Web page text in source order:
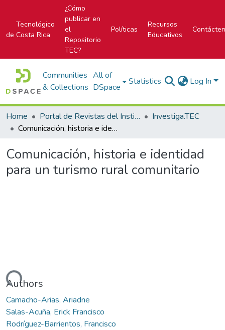
Tecnológico
de Costa Rica
¿Cómo
publicar en
el
Repositorio
TEC?
Políticas
Recursos
Educativos
Communities
& Collections
All of
DSpace
Statistics Log In
Home Portal de Revistas del Instituto Tecnológico de Costa Rica
Investiga.TEC
Comunicación, historia e identidad para un turismo rural comunitario
Comunicación, historia e identidad
para un turismo rural comunitario
Authors
Camacho-Arias, Ariadne
Salas-Acuña, Erick Francisco
Rodríguez-Barrientos, Francisco